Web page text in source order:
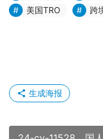
美国TRO
跨
生成海报